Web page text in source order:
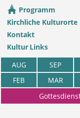
Programm
Kirchliche Kulturorte
Kontakt
Kultur Links
AUG
SEP
FEB
MAR